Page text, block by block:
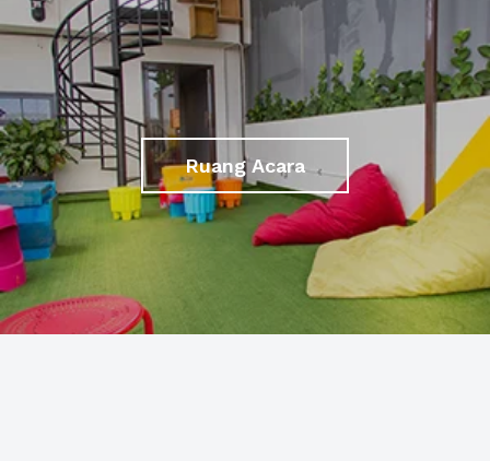
Ruang Acara